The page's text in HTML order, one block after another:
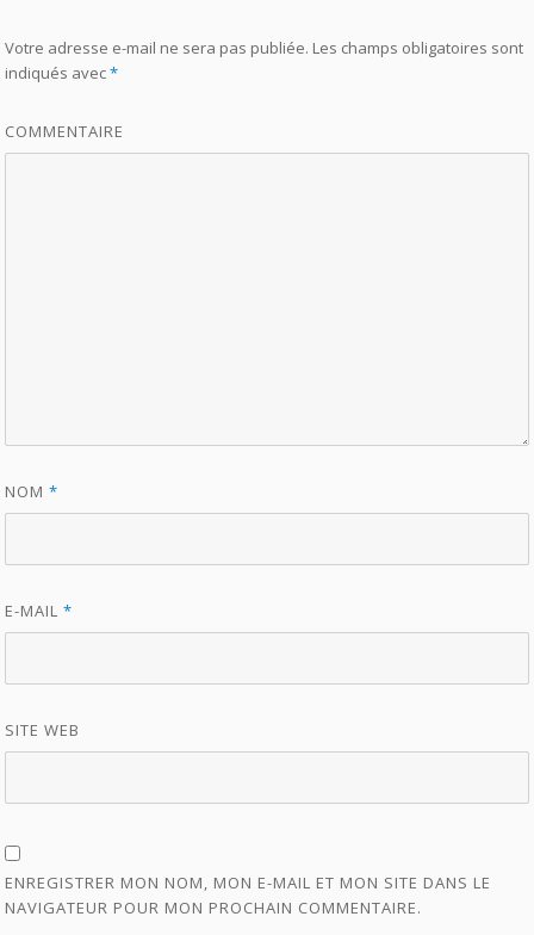
Votre adresse e-mail ne sera pas publiée. Les champs obligatoires sont
indiqués avec*
COMMENTAIRE
NOM*
E-MAIL*
SITE WEB
ENREGISTRER MON NOM, MON E-MAIL ET MON SITE DANS LE
NAVIGATEUR POUR MON PROCHAIN COMMENTAIRE.